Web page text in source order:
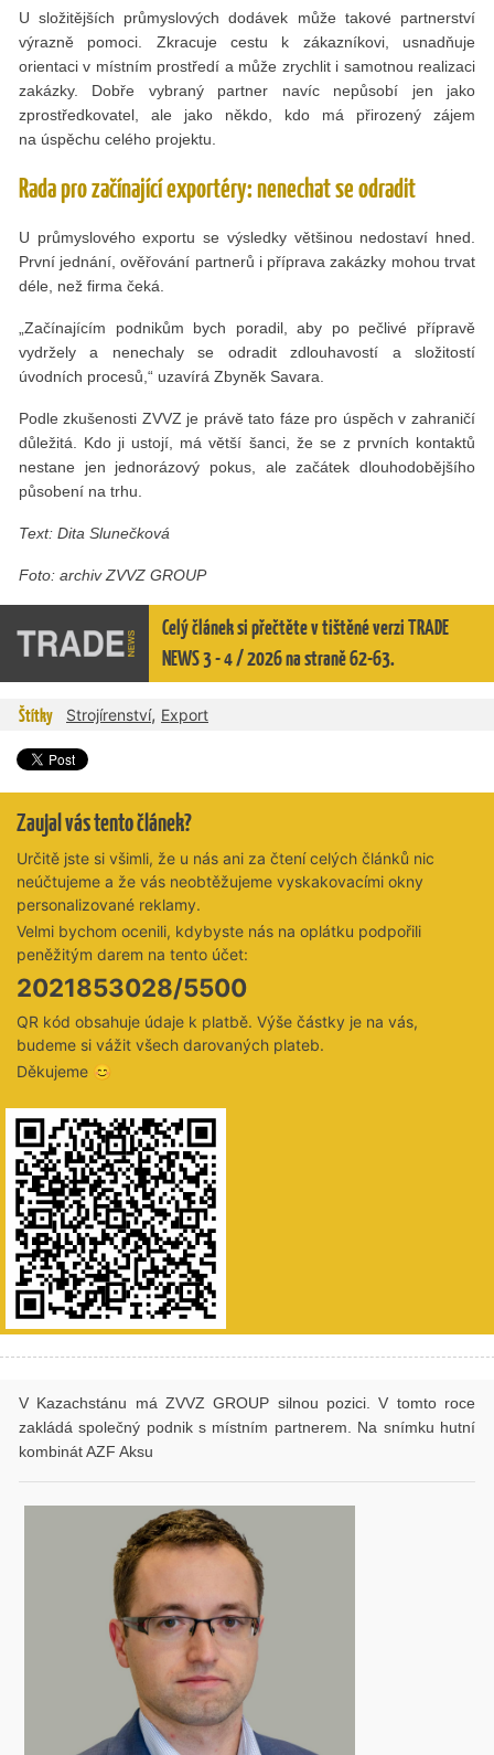
U složitějších průmyslových dodávek může takové partnerství
výrazně pomoci. Zkracuje cestu k zákazníkovi, usnadňuje
orientaci v místním prostředí a může zrychlit i samotnou realizaci
zakázky. Dobře vybraný partner navíc nepůsobí jen jako
zprostředkovatel, ale jako někdo, kdo má přirozený zájem
na úspěchu celého projektu.
Rada pro začínající exportéry: nenechat se odradit
U průmyslového exportu se výsledky většinou nedostaví hned.
První jednání, ověřování partnerů i příprava zakázky mohou trvat
déle, než firma čeká.
„Začínajícím podnikům bych poradil, aby po pečlivé přípravě
vydržely a nenechaly se odradit zdlouhavostí a složitostí
úvodních procesů,“ uzavírá Zbyněk Savara.
Podle zkušenosti ZVVZ je právě tato fáze pro úspěch v zahraničí
důležitá. Kdo ji ustojí, má větší šanci, že se z prvních kontaktů
nestane jen jednorázový pokus, ale začátek dlouhodobějšího
působení na trhu.
Text: Dita Slunečková
Foto: archiv ZVVZ GROUP
Celý článek si přečtěte v tištěné verzi TRADE
NEWS 3 - 4 / 2026 na straně 62-63.
Štítky Strojírenství, Export
Zaujal vás tento článek?
Určitě jste si všimli, že u nás ani za čtení celých článků nic
neúčtujeme a že vás neobtěžujeme vyskakovacími okny
personalizované reklamy.
Velmi bychom ocenili, kdybyste nás na oplátku podpořili
peněžitým darem na tento účet:
2021853028/5500
QR kód obsahuje údaje k platbě. Výše částky je na vás,
budeme si vážit všech darovaných plateb.
Děkujeme 😊
V Kazachstánu má ZVVZ GROUP silnou pozici. V tomto roce
zakládá společný podnik s místním partnerem. Na snímku hutní
kombinát AZF Aksu